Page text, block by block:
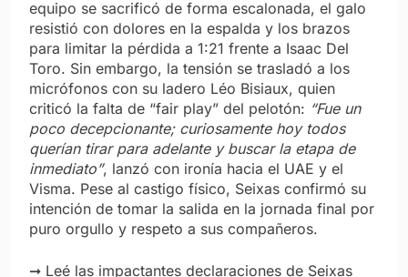
equipo se sacrificó de forma escalonada, el galo
resistió con dolores en la espalda y los brazos
para limitar la pérdida a 1:21 frente a Isaac Del
Toro. Sin embargo, la tensión se trasladó a los
micrófonos con su ladero Léo Bisiaux, quien
criticó la falta de “fair play” del pelotón: “Fue un
poco decepcionante; curiosamente hoy todos
querían tirar para adelante y buscar la etapa de
inmediato”, lanzó con ironía hacia el UAE y el
Visma. Pese al castigo físico, Seixas confirmó su
intención de tomar la salida en la jornada final por
puro orgullo y respeto a sus compañeros.
➞ Leé las impactantes declaraciones de Seixas